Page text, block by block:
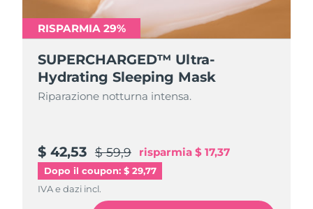
RISPARMIA 29%
SUPERCHARGED™ Ultra-
Hydrating Sleeping Mask
Riparazione notturna intensa.
$ 42,53 $ 59,9 risparmia $ 17,37
Dopo il coupon: $ 29,77
IVA e dazi incl.